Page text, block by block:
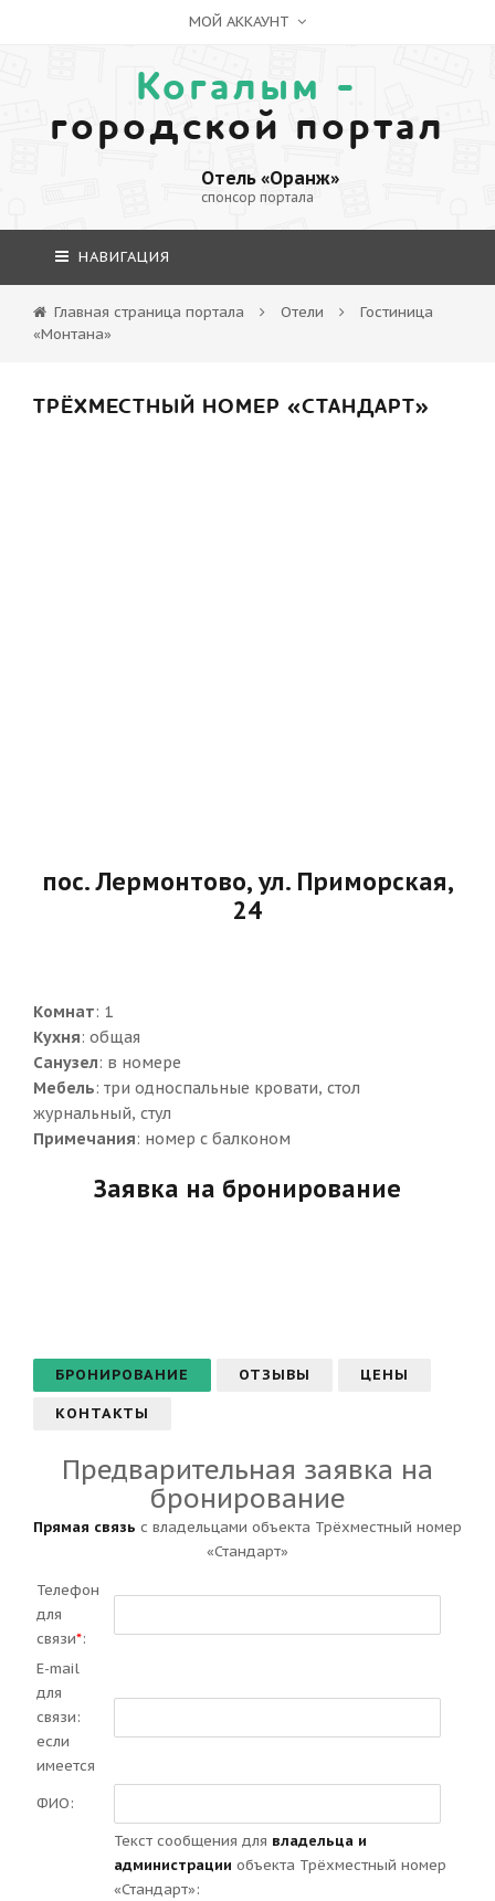
МОЙ АККАУНТ
Когалым -
городской портал
Отель «Оранж»
спонсор портала
НАВИГАЦИЯ
Главная страница портала Отели
Гостиница
«Монтана»
ТРЁХМЕСТНЫЙ НОМЕР «СТАНДАРТ»
пос. Лермонтово, ул. Приморская,
24
Комнат: 1
Кухня: общая
Санузел: в номере
Мебель: три односпальные кровати, стол
журнальный, стул
Примечания: номер с балконом
Заявка на бронирование
БРОНИРОВАНИЕ ОТЗЫВЫ ЦЕНЫ
КОНТАКТЫ
Предварительная заявка на
бронирование
Прямая связь с владельцами объекта Трёхместный номер
«Стандарт»
Телефон
для
связи*:
E-mail
для
связи:
если
имеется
ФИО:
Текст сообщения для владельца и
администрации объекта Трёхместный номер
«Стандарт»: